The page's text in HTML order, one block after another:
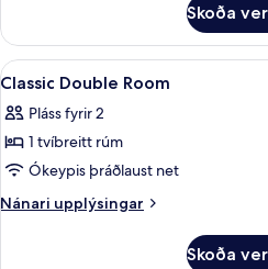
Beds
(Superior
Twin
Room)
Room,
Twin
(Superior
Twin
Room)
Skoða
Skoða
allar
myndir
fyrir
Classic
Double
14
Classic Double Room
Pláss fyrir 2
1 tvíbreitt rúm
Ókeypis þráðlaust net
Nánari upplýsingar
Nánari
Skoða